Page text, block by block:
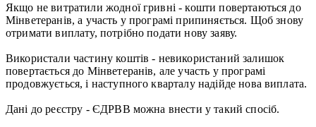
Якщо не витратили жодної гривні - кошти повертаються до
Мінветеранів, а участь у програмі припиняється. Щоб знову
отримати виплату, потрібно подати нову заяву.
Використали частину коштів - невикористаний залишок
повертається до Мінветеранів, але участь у програмі
продовжується, і наступного кварталу надійде нова виплата.
Дані до реєстру - ЄДРВВ можна внести у такий спосіб.